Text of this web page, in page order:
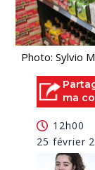
Photo: Sylvio
ma
12h00
25 février